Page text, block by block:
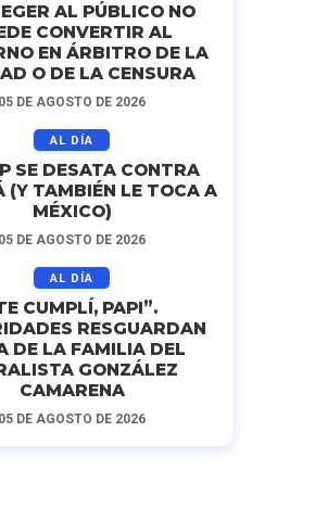
AL PÚBLICO NO
CONVERTIR AL
EN ÁRBITRO DE LA
O DE LA CENSURA
05 DE AGOSTO DE 2026
AL DÍA
SE DESATA CONTRA
(Y TAMBIÉN LE TOCA A
MÉXICO)
05 DE AGOSTO DE 2026
AL DÍA
CUMPLÍ, PAPI”.
RESGUARDAN
DE LA FAMILIA DEL
GONZÁLEZ
CAMARENA
05 DE AGOSTO DE 2026